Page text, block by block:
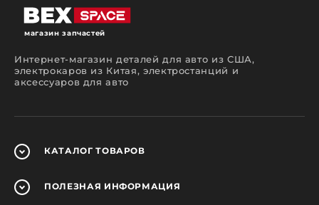
магазин запчастей
Интернет-магазин деталей для авто из США,
электрокаров из Китая, электростанций и
аксессуаров для авто
КАТАЛОГ ТОВАРОВ
ПОЛЕЗНАЯ ИНФОРМАЦИЯ